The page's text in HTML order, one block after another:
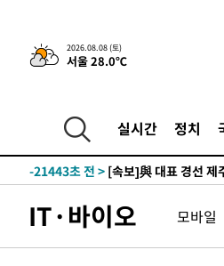
2026.08.08 (토)
서울 28.0℃
실시간 정치
8시간 전 >[속보]뉴욕증시 상승 마
-22208초 전 >
[속보]與최고위원 제
한민수·김용 순
-22161초 전 >
청래 44.56%
-21443초 전 > [속보]與 대표 경선
-20912초 전 > [속보]與 당대표 경선
-14686초 전 >낮 최고 35도 '무더위
IT·바이오 모바일